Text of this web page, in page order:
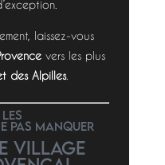
laissez-vous
vers les plus
des Alpilles.
les
pas manquer
village